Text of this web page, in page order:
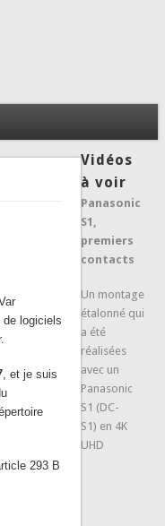
logiciels
, et je suis
293 B
Vidéos
à voir
Panasonic
S1,
premiers
contacts
Un montage
étalonné qui
a été
réalisées
avec un
Panasonic
S1 (DC-
S1) en 4K
UHD